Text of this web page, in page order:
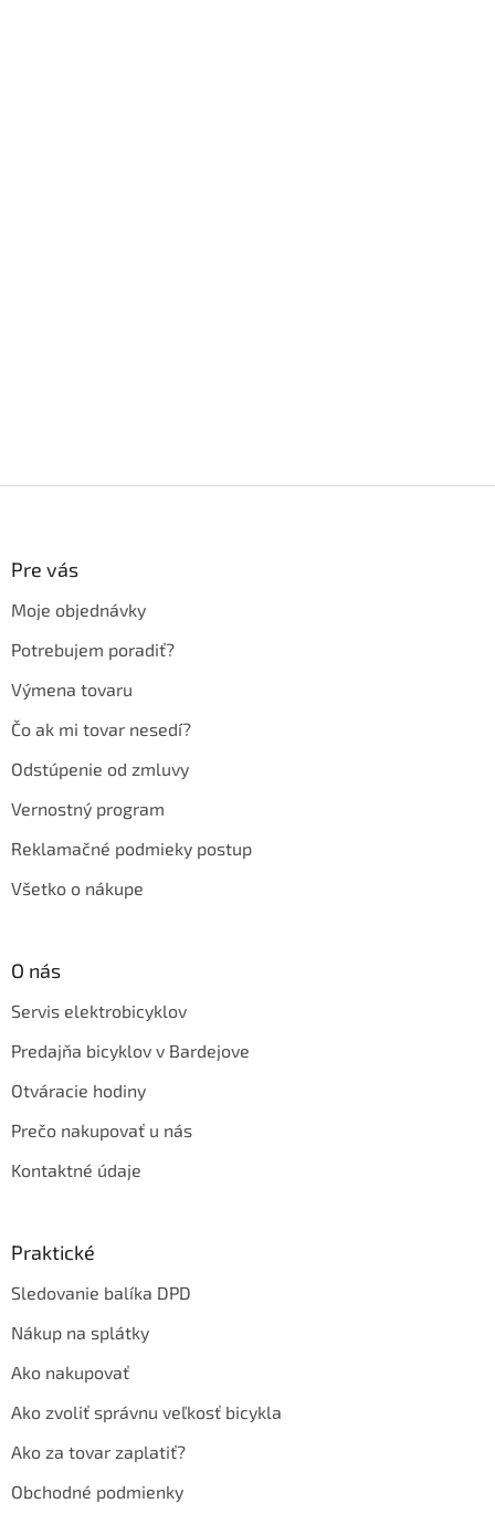
Pre vás
Moje objednávky
Potrebujem poradiť?
Výmena tovaru
Čo ak mi tovar nesedí?
Odstúpenie od zmluvy
Vernostný program
Reklamačné podmieky postup
Všetko o nákupe
O nás
Servis elektrobicyklov
Predajňa bicyklov v Bardejove
Otváracie hodiny
Prečo nakupovať u nás
Kontaktné údaje
Praktické
Sledovanie balíka DPD
Nákup na splátky
Ako nakupovať
Ako zvoliť správnu veľkosť bicykla
Ako za tovar zaplatiť?
Obchodné podmienky